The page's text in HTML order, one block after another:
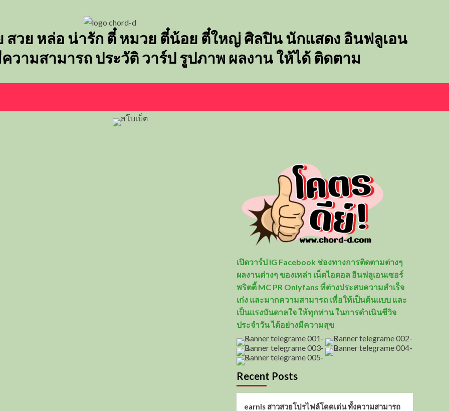
สวย หล่อ น่ารัก ตี๋ หมวย ตี๋น้อย ตี๋ใหญ่ ศิลปิน นักแสดง อินฟลูเอน
ความสามารถ ประวัติ วาร์ป รูปภาพ ผลงาน ให้ได้ ติดตาม
เปิดวาร์ป IG Facebook ช่องทางการติดตามต่างๆ
ผลงานต่างๆ ของเหล่า เน็ตไอดอล อินฟลูเอนเซอร์
พริตตี้ MC PR Onlyfans ที่ต่างประสบความสำเร็จ
เก่ง และมากความสามารถ เพื่อให้เป็นต้นแบบ และ
เป็นแรงบันดาลใจ ให้ทุกท่าน ในการดำเนินชีวิจ
ประจำวัน ได้อย่างมีความสุข
Recent Posts
earnls สาวสวยโปรไฟล์โดดเด่น ทั้งความสามารถ